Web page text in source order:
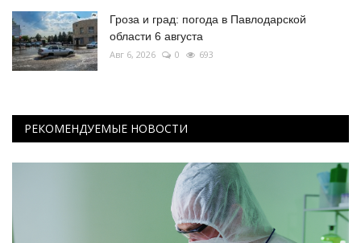
Гроза и град: погода в Павлодарской
области 6 августа
Авг 6, 2026 0 693
РЕКОМЕНДУЕМЫЕ НОВОСТИ